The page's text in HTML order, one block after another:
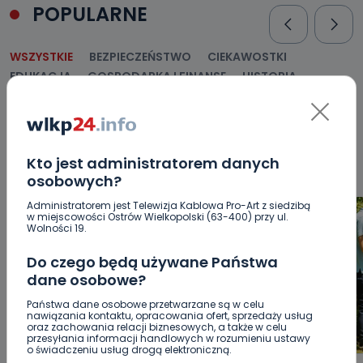
Kto jest administratorem danych
osobowych?
Administratorem jest Telewizja Kablowa Pro-Art z siedzibą
w miejscowości Ostrów Wielkopolski (63-400) przy ul.
Wolności 19.
Do czego będą używane Państwa
dane osobowe?
Państwa dane osobowe przetwarzane są w celu
nawiązania kontaktu, opracowania ofert, sprzedaży usług
oraz zachowania relacji biznesowych, a także w celu
przesyłania informacji handlowych w rozumieniu ustawy
o świadczeniu usług drogą elektroniczną.
POPULARNE
WSZYSTKIE BEZPIECZEŃSTWO
CIEKAWOSTKI
EDUKACJA
GOSPODARKA I FINANSE
HISTORIA
SYGNALE
OPINIE
SAMORZĄD
ŚRODOWISKO
WASZE INFO
WYWIADY
ZDROWIE